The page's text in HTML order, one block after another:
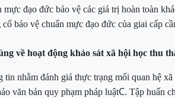
mực đạo đức bảo vệ các giá trị hoàn toàn
bảo vệ chuẩn mực đạo đức của giai cấp
về hoạt động khảo sát xã hội học thu
tin nhằm đánh giá thực trạng mối quan hệ
văn bản quy phạm pháp luậtC. Tập huấn